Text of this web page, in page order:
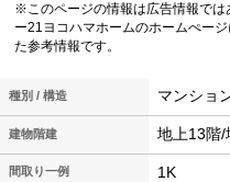
※このページの情報は広告情報では
ー21ヨコハマホームのホームぺー
た参考情報です。
種別 / 構造 マンショ
建物階建 地上13階/
間取り一例 1K